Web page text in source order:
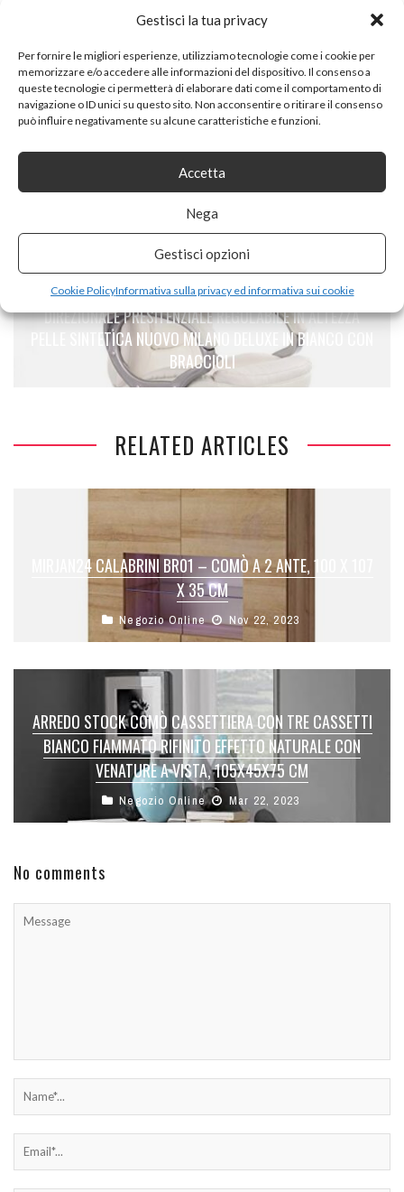
Gestisci la tua privacy
Per fornire le migliori esperienze, utilizziamo tecnologie come i cookie per
memorizzare e/o accedere alle informazioni del dispositivo. Il consenso a
queste tecnologie ci permetterà di elaborare dati come il comportamento di
navigazione o ID unici su questo sito. Non acconsentire o ritirare il consenso
può influire negativamente su alcune caratteristiche e funzioni.
Accetta
Nega
Gestisci opzioni
Cookie PolicyInformativa sulla privacy ed informativa sui cookie
PREVIOUS ARTICLE
REBECCA MOBILI CREDENZA MOBILE CUCINA 4 CASSETTI
CUCINA SALA – 81 X 58 X 30 CM (H X L X P) – ART.
RE4479
NEXT ARTICLE
MY SIT SEDIA DA UFFICIO POLTRONA GIREVOLE
DIREZIONALE PRESITENZIALE REGOLABILE IN ALTEZZA
PELLE SINTETICA NUOVO MILANO DELUXE IN BIANCO CON
BRACCIOLI
RELATED ARTICLES
MIRJAN24 CALABRINI BR01 – COMÒ A 2 ANTE, 100 X 107
X 35 CM
Negozio Online Nov 22, 2023
ARREDO STOCK COMÒ CASSETTIERA CON TRE CASSETTI
BIANCO FIAMMATO RIFINITO EFFETTO NATURALE CON
VENATURE A VISTA, 105X45X75 CM
Negozio Online Mar 22, 2023
No comments